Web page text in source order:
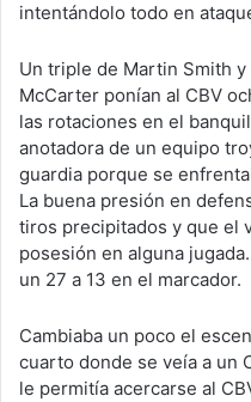
intentándolo todo en
Un triple de Martin Smith y
McCarter ponían al CBV
las rotaciones en el
anotadora de un equipo
guardia porque se
La buena presión en
tiros precipitados y que el
posesión en alguna
un 27 a 13 en el marcador.
Cambiaba un poco el
cuarto donde se veía a un
le permitía acercarse al